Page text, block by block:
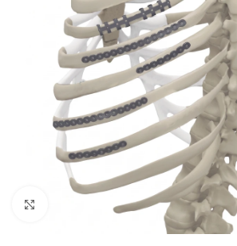
Clic para ampliar